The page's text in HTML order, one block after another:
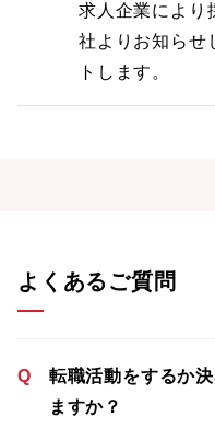
求人企業により
社よりお知らせ
トします。
よくあるご質問
Q
転職活動をするか
ますか？